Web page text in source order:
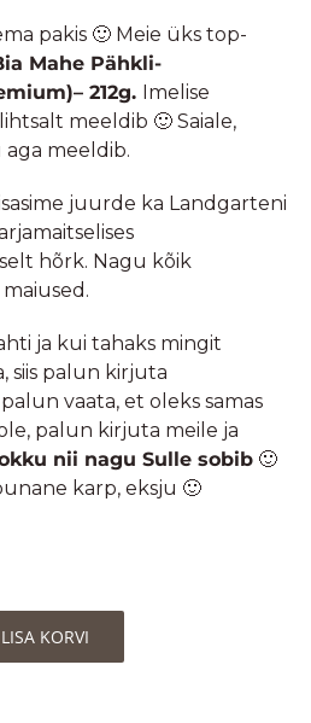
pakis 🙂 Meie üks top-
Mahe Pähkli-
– 212g. Imelise
meeldib 🙂 Saiale,
meeldib.
juurde ka Landgarteni
hõrk. Nagu kõik
ja kui tahaks mingit
siis palun kirjuta
vaata, et oleks samas
palun kirjuta meile ja
nii nagu Sulle sobib 🙂
karp, eksju 🙂
LISA KORVI